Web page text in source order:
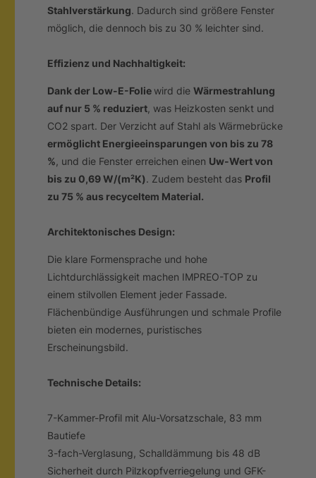
Stahlverstärkung. Dadurch sind größere Fenster
möglich, die dennoch bis zu 30 % leichter sind.
Effizienz und Nachhaltigkeit:
Dank der Low-E-Folie wird dieWärmestrahlung
auf nur 5 % reduziert, was Heizkosten senkt und
CO2 spart. Der Verzicht auf Stahl als Wärmebrücke
ermöglicht Energieeinsparungen von bis zu 78
%, und die Fenster erreichen einen Uw-Wert von
bis zu 0,69 W/(m²K). Zudem besteht das Profil
zu 75 % aus recyceltem Material.
Architektonisches Design:
Die klare Formensprache und hohe
Lichtdurchlässigkeit machen IMPREO-TOP zu
einem stilvollen Element jeder Fassade.
Flächenbündige Ausführungen und schmale Profile
bieten ein modernes, puristisches
Erscheinungsbild.
Technische Details:
7-Kammer-Profil mit Alu-Vorsatzschale, 83 mm
Bautiefe
3-fach-Verglasung, Schalldämmung bis 48 dB
Sicherheit durch Pilzkopfverriegelung und GFK-